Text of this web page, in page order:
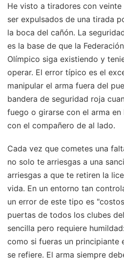
He visto a tiradores con veinte
ser expulsados de una tirada
la boca del cañón. La
es la base de que la
Olímpico siga existiendo y
operar. El error típico es el
manipular el arma fuera del
bandera de seguridad roja
fuego o girarse con el arma en
con el compañero de al lado.
Cada vez que cometes una
no solo te arriesgas a una
arriesgas a que te retiren la
vida. En un entorno tan
un error de este tipo es
puertas de todos los clubes
sencilla pero requiere
como si fueras un principiante
se refiere. El arma siempre